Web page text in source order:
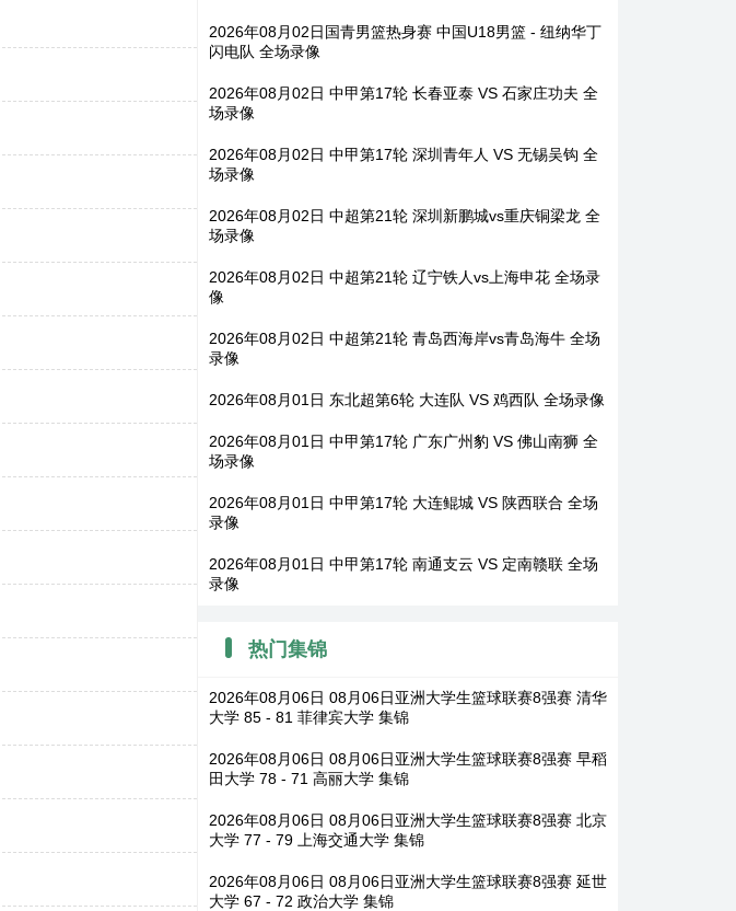
2026年08月02日国青男篮热身赛 中国U18男篮 - 纽纳华丁
闪电队 全场录像
2026年08月02日 中甲第17轮 长春亚泰 VS 石家庄功夫 全
场录像
2026年08月02日 中甲第17轮 深圳青年人 VS 无锡吴钩 全
场录像
2026年08月02日 中超第21轮 深圳新鹏城vs重庆铜梁龙 全
场录像
2026年08月02日 中超第21轮 辽宁铁人vs上海申花 全场录
像
2026年08月02日 中超第21轮 青岛西海岸vs青岛海牛 全场
录像
2026年08月01日 东北超第6轮 大连队 VS 鸡西队 全场录像
2026年08月01日 中甲第17轮 广东广州豹 VS 佛山南狮 全
场录像
2026年08月01日 中甲第17轮 大连鲲城 VS 陕西联合 全场
录像
2026年08月01日 中甲第17轮 南通支云 VS 定南赣联 全场
录像
热门集锦
2026年08月06日 08月06日亚洲大学生篮球联赛8强赛 清华
大学 85 - 81 菲律宾大学 集锦
2026年08月06日 08月06日亚洲大学生篮球联赛8强赛 早稻
田大学 78 - 71 高丽大学 集锦
2026年08月06日 08月06日亚洲大学生篮球联赛8强赛 北京
大学 77 - 79 上海交通大学 集锦
2026年08月06日 08月06日亚洲大学生篮球联赛8强赛 延世
大学 67 - 72 政治大学 集锦